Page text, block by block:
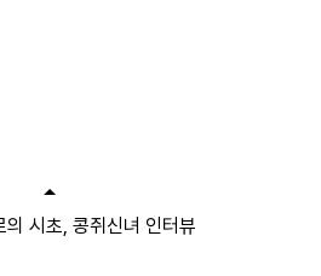
시초, 콩쥐신녀 인터뷰